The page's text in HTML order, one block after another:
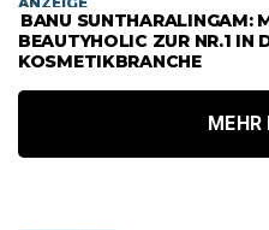
BANU SUNTHARALINGAM:
BEAUTYHOLIC ZUR NR.1 IN
KOSMETIKBRANCHE
MEHR